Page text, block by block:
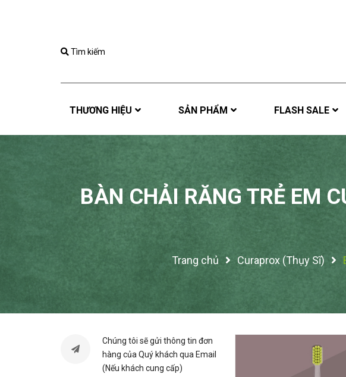
Tìm kiếm
THƯƠNG HIỆU SẢN PHẨM FLASH SALE
BÀN CHẢI RĂNG TRẺ EM
Trang chủ Curaprox (Thụy Sĩ)
Chúng tôi sẽ gửi thông tin đơn
hàng của Quý khách qua Email
(Nếu khách cung cấp)